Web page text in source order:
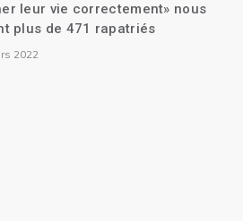
leur vie correctement» nous
plus de 471 rapatriés
2022